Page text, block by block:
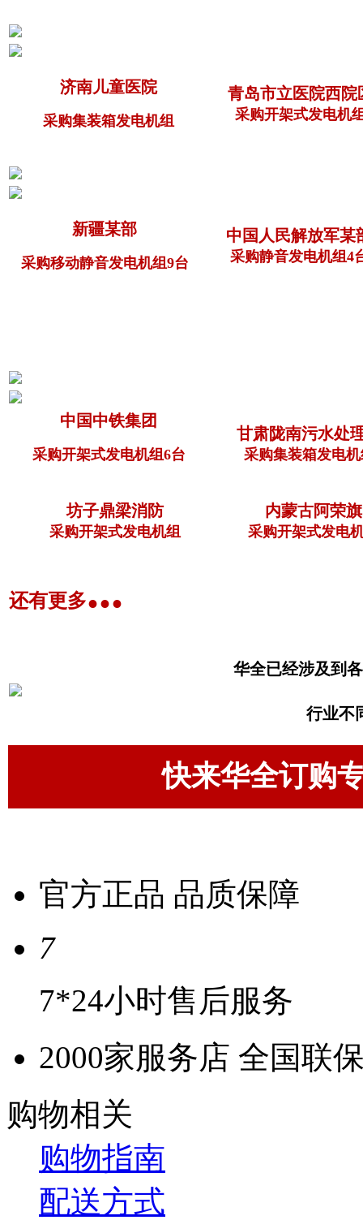
济南儿童医院
采购集装箱发电机组
青岛市立医院西院
采购开架式发电机
新疆某部
采购移动静音发电机组9台
中国人民解放军某
采购静音发电机组4
中国中铁集团
采购开架式发电机组6台
甘肃陇南污水处
采购集装箱发电机
坊子鼎梁消防
采购开架式发电机组
内蒙古阿荣旗
采购开架式发电
还有更多...
华全已经涉及到
行业不
快来华全订购
官方正品 品质保障
7
7*24小时售后服务
2000家服务店 全国联
购物相关
购物指南
配送方式